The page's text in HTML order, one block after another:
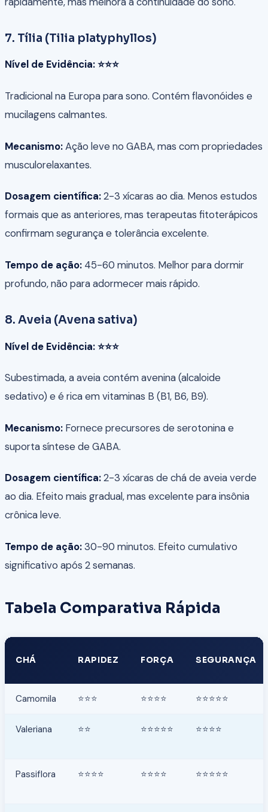
7. Tília (Tilia platyphyllos)
Nível de Evidência: ⭐⭐⭐
Tradicional na Europa para sono. Contém flavonóides e
mucilagens calmantes.
Mecanismo:Ação leve no GABA, mas com propriedades
musculorelaxantes.
Dosagem científica:2-3 xícaras ao dia. Menos estudos
formais que as anteriores, mas terapeutas fitoterápicos
confirmam segurança e tolerância excelente.
Tempo de ação: 45-60 minutos. Melhor para dormir
profundo, não para adormecer mais rápido.
8. Aveia (Avena sativa)
Nível de Evidência: ⭐⭐⭐
Subestimada, a aveia contém avenina (alcaloide
sedativo) e é rica em vitaminas B (B1, B6, B9).
Mecanismo: Fornece precursores de serotonina e
suporta síntese de GABA.
Dosagem científica:2-3 xícaras de chá de aveia verde
ao dia. Efeito mais gradual, mas excelente para insônia
crônica leve.
Tempo de ação:30-90 minutos. Efeito cumulativo
significativo após 2 semanas.
Tabela Comparativa Rápida
CHÁ RAPIDEZ FORÇA SEGURANÇA
Camomila ⭐⭐⭐ ⭐⭐⭐⭐ ⭐⭐⭐⭐⭐
Valeriana ⭐⭐ ⭐⭐⭐⭐⭐ ⭐⭐⭐⭐
Passiflora ⭐⭐⭐⭐ ⭐⭐⭐⭐ ⭐⭐⭐⭐⭐